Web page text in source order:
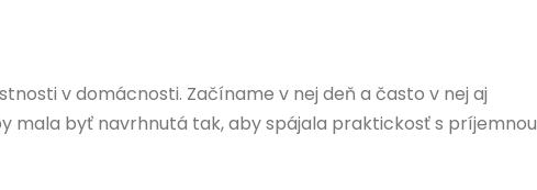
v domácnosti. Začíname v nej deň a často v nej aj
mala byť navrhnutá tak, aby spájala praktickosť s príjemnou